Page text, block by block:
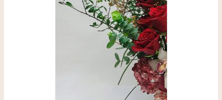
SELECCIONAR
OPCIONES
/
DETALLES